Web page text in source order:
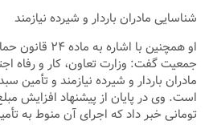
شناسایی مادران باردار و شیرده نیازمند
او همچنین با اشاره
جمعیت گفت: وزارت تعاون، کار و رفاه
مادران باردار و شیرده نیازمند و تأمین
است. وی در پایان از پیشنهاد افزایش
تومانی خبر داد که اجرای آن منوط به